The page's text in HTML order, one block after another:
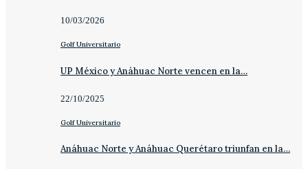
10/03/2026
Golf Universitario
UP México y Anáhuac Norte vencen en la…
22/10/2025
Golf Universitario
Anáhuac Norte y Anáhuac Querétaro triunfan en la…